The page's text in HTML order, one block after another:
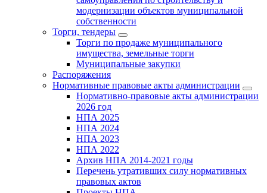
модернизации объектов муниципальной
собственности
Торги, тендеры
Торги по продаже муниципального
имущества, земельные торги
Муниципальные закупки
Распоряжения
Нормативные правовые акты администрации
Нормативно-правовые акты администрации
2026 год
НПА 2025
НПА 2024
НПА 2023
НПА 2022
Архив НПА 2014-2021 годы
Перечень утративших силу нормативных
правовых актов